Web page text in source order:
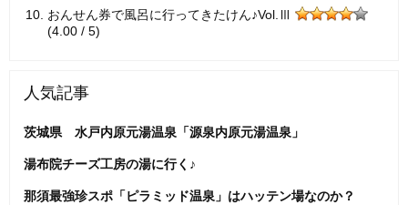
おんせん券で風呂に行ってきたけん♪Vol.Ⅲ
(4.00 / 5)
人気記事
茨城県 水戸内原元湯温泉「源泉内原元湯温泉」
湯布院チーズ工房の湯に行く♪
那須最強珍スポ「ピラミッド温泉」はハッテン場なのか？